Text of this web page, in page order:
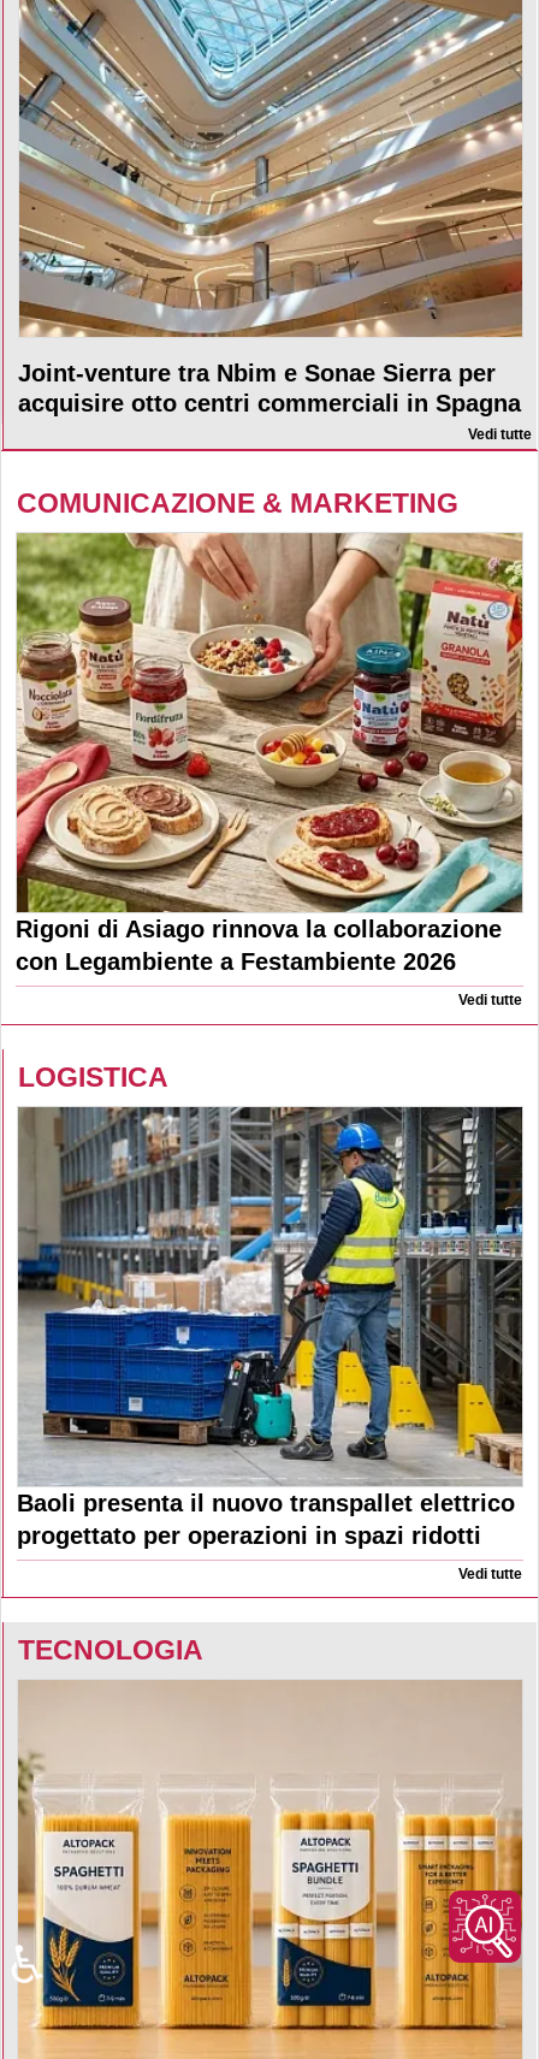
Joint-venture tra Nbim e Sonae Sierra per
acquisire otto centri commerciali in Spagna
Vedi tutte
COMUNICAZIONE & MARKETING
Rigoni di Asiago rinnova la collaborazione
con Legambiente a Festambiente 2026
Vedi tutte
LOGISTICA
Baoli presenta il nuovo transpallet elettrico
progettato per operazioni in spazi ridotti
Vedi tutte
TECNOLOGIA